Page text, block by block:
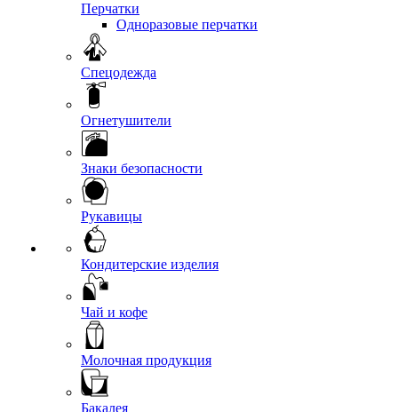
Перчатки
Одноразовые перчатки
Спецодежда
Огнетушители
Знаки безопасности
Рукавицы
Кондитерские изделия
Чай и кофе
Молочная продукция
Бакалея